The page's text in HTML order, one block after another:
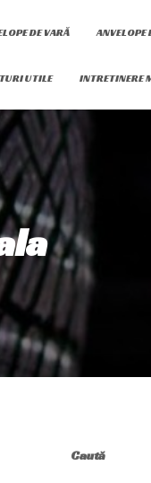
DE VARĂ ANVELOPE
UTILE INTRETINERE
Caută